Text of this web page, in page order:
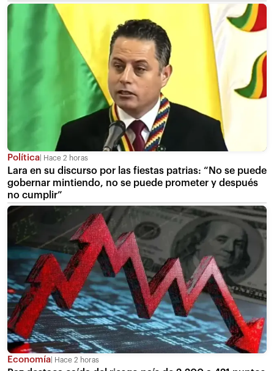
Política Hace 2 horas
Lara en su discurso por las fiestas patrias: “No se puede
gobernar mintiendo, no se puede prometer y después
no cumplir”
Economía Hace 2 horas